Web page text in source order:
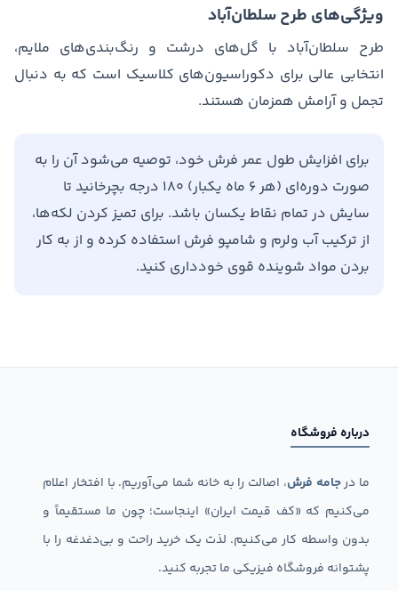
ویژگی‌های طرح سلطان‌آباد
طرح سلطان‌آباد با گل‌های درشت و رنگ‌بندی‌های ملایم،
انتخابی عالی برای دکوراسیون‌های کلاسیک است که به دنبال
تجمل و آرامش همزمان هستند.
برای افزایش طول عمر فرش خود، توصیه می‌شود آن را به
صورت دوره‌ای (هر ۶ ماه یکبار) ۱۸۰ درجه بچرخانید تا
سایش در تمام نقاط یکسان باشد. برای تمیز کردن لکه‌ها،
از ترکیب آب ولرم و شامپو فرش استفاده کرده و از به کار
بردن مواد شوینده قوی خودداری کنید.
درباره فروشگاه
ما درجامه فرش، اصالت را به خانه شما می‌آوریم. با افتخار اعلام
می‌کنیم که «کف قیمت ایران» اینجاست؛ چون ما مستقیماً و
بدون واسطه کار می‌کنیم. لذت یک خرید راحت و بی‌دغدغه را با
پشتوانه فروشگاه فیزیکی ما تجربه کنید.